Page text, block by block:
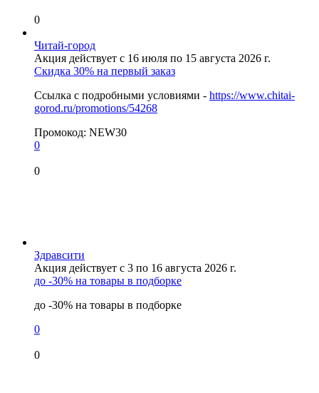
0
Читай-город
Акция действует с 16 июля по 15 августа 2026 г.
Скидка 30% на первый заказ
Ссылка с подробными условиями - https://www.chitai-
gorod.ru/promotions/54268
Промокод: NEW30
0
0
Здравсити
Акция действует с 3 по 16 августа 2026 г.
до -30% на товары в подборке
до -30% на товары в подборке
0
0